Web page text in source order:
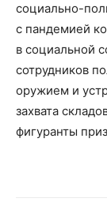
социально-
с пандемией
в социальной
сотрудников
оружием и
захвата
фигуранты